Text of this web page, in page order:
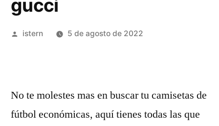
gucci
Publicado
istern 5 de agosto de 2022
No te molestes mas en buscar tu camisetas de
fútbol económicas, aquí tienes todas las que